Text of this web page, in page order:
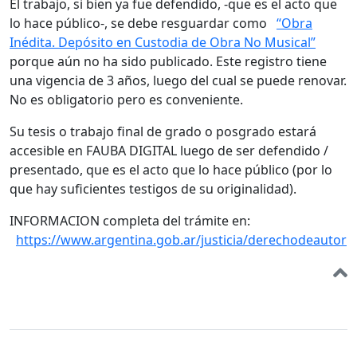
El trabajo, si bien ya fue defendido, -que es el acto que
lo hace público-, se debe resguardar como “Obra
Inédita. Depósito en Custodia de Obra No Musical”
porque aún no ha sido publicado. Este registro tiene
una vigencia de 3 años, luego del cual se puede renovar.
No es obligatorio pero es conveniente.
Su tesis o trabajo final de grado o posgrado estará
accesible en FAUBA DIGITAL luego de ser defendido /
presentado, que es el acto que lo hace público (por lo
que hay suficientes testigos de su originalidad).
INFORMACION completa del trámite en:
https://www.argentina.gob.ar/justicia/derechodeautor